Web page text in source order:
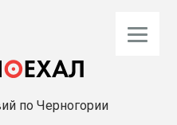
по Черногории